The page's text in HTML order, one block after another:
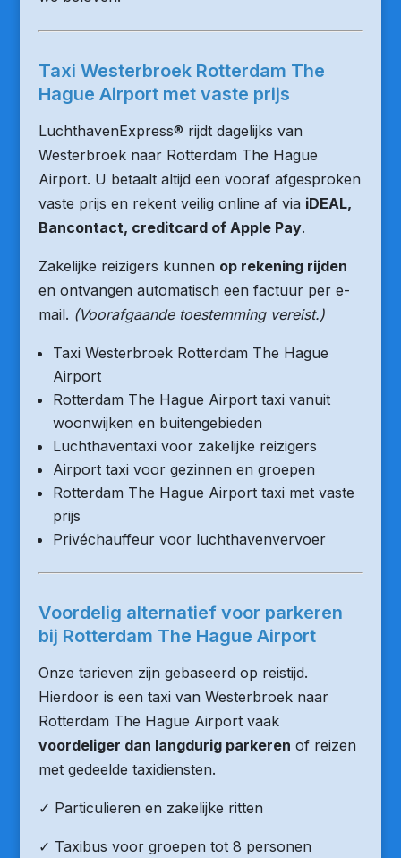
Taxi Westerbroek Rotterdam The
Hague Airport met vaste prijs
LuchthavenExpress® rijdt dagelijks van
Westerbroek naar Rotterdam The Hague
Airport. U betaalt altijd een vooraf afgesproken
vaste prijs en rekent veilig online af via iDEAL,
Bancontact, creditcard of Apple Pay.
Zakelijke reizigers kunnen op rekening rijden
en ontvangen automatisch een factuur per e-
mail. (Voorafgaande toestemming vereist.)
Taxi Westerbroek Rotterdam The Hague
Airport
Rotterdam The Hague Airport taxi vanuit
woonwijken en buitengebieden
Luchthaventaxi voor zakelijke reizigers
Airport taxi voor gezinnen en groepen
Rotterdam The Hague Airport taxi met vaste
prijs
Privéchauffeur voor luchthavenvervoer
Voordelig alternatief voor parkeren
bij Rotterdam The Hague Airport
Onze tarieven zijn gebaseerd op reistijd.
Hierdoor is een taxi van Westerbroek naar
Rotterdam The Hague Airport vaak
voordeliger dan langdurig parkeren of reizen
met gedeelde taxidiensten.
✓ Particulieren en zakelijke ritten
✓ Taxibus voor groepen tot 8 personen